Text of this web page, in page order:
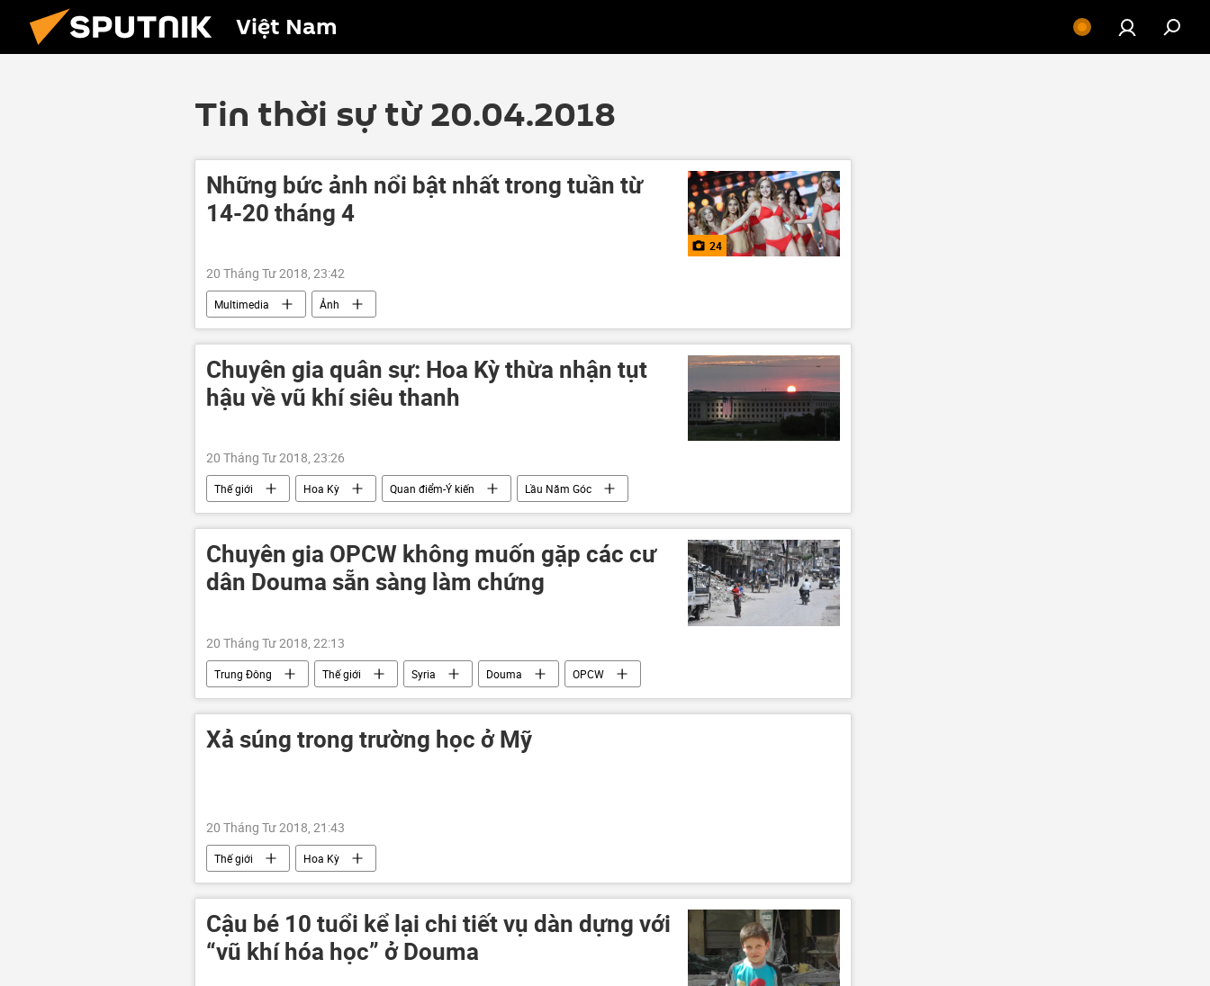
Việt Nam
Tin thời sự từ 20.04.2018
Những bức ảnh nổi bật nhất trong tuần từ
14-20 tháng 4
24
20 Tháng Tư 2018, 23:42
Multimedia Ảnh
Chuyên gia quân sự: Hoa Kỳ thừa nhận tụt
hậu về vũ khí siêu thanh
20 Tháng Tư 2018, 23:26
Thế giới Hoa Kỳ Quan điểm-Ý kiến Lầu Năm Góc
Chuyên gia OPCW không muốn gặp các cư
dân Douma sẵn sàng làm chứng
20 Tháng Tư 2018, 22:13
Trung Đông Thế giới Syria Douma OPCW
Xả súng trong trường học ở Mỹ
20 Tháng Tư 2018, 21:43
Thế giới Hoa Kỳ
Cậu bé 10 tuổi kể lại chi tiết vụ dàn dựng với
“vũ khí hóa học” ở Douma